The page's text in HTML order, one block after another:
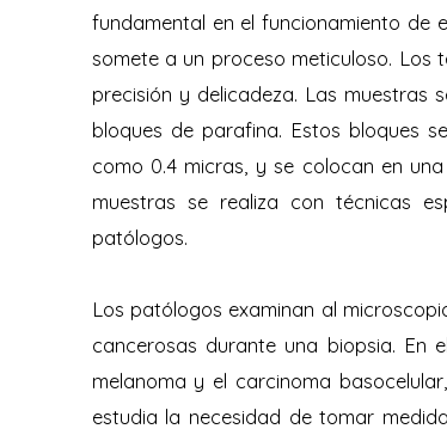
fundamental en el funcionamiento de
somete a un proceso meticuloso. Los
precisión y delicadeza. Las muestras
bloques de parafina. Estos bloques
como 0.4 micras, y se colocan en
muestras se realiza con técnicas
patólogos.
Los patólogos examinan al
cancerosas durante una biopsia. En
melanoma y el carcinoma
estudia la necesidad de tomar